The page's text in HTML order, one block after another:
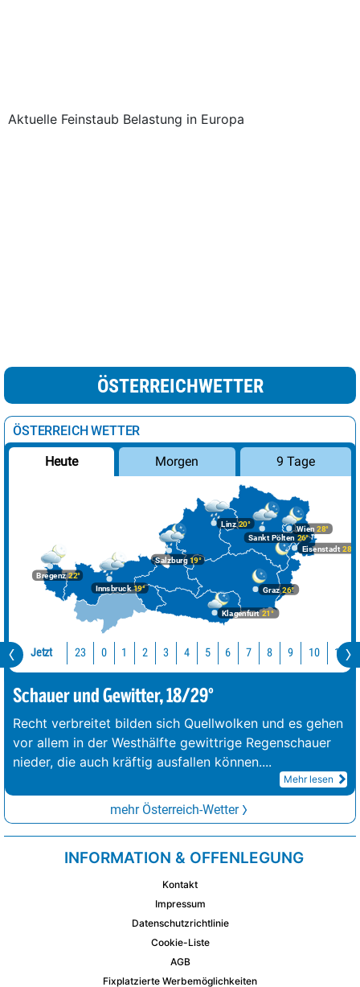
Aktuelle Feinstaub Belastung in Europa
ÖSTERREICHWETTER
ÖSTERREICH WETTER
Heute Morgen 9 Tage
Bregenz22°
Graz26°
Innsbruck19°
Klagenfurt 21°
Linz20°
Salzburg19°
Wien 28°
Eisenstadt 28°
Sankt Pölten 26°
Jetzt 23 0 1 2 3 4 5 6 7 8 9 10 11
Schauer und Gewitter, 18/29°
Recht verbreitet bilden sich Quellwolken und es gehen
vor allem in der Westhälfte gewittrige Regenschauer
nieder, die auch kräftig ausfallen können....
Mehr lesen
mehr Österreich-Wetter
INFORMATION & OFFENLEGUNG
Kontakt
Impressum
Datenschutzrichtlinie
Cookie-Liste
AGB
Fixplatzierte Werbemöglichkeiten